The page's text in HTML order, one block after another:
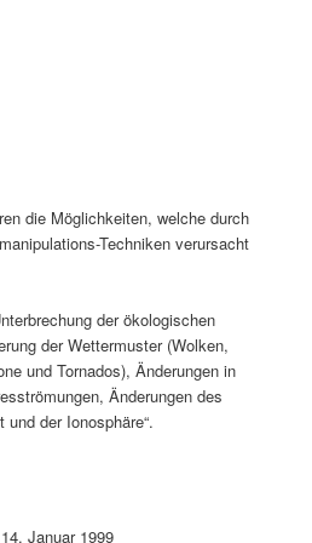
die Möglichkeiten, welche durch
Techniken verursacht
der ökologischen
der Wettermuster (Wolken,
und Tornados), Änderungen in
Änderungen des
der Ionosphäre“.
Januar 1999